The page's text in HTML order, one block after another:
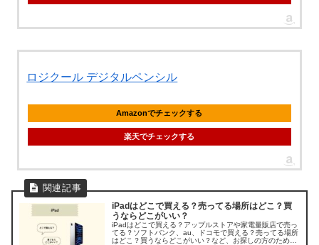
ロジクール デジタルペンシル
Amazonでチェックする
楽天でチェックする
iPadはどこで買える？売ってる場所はどこ？買
うならどこがいい？
iPadはどこで買える？アップルストアや家電量販店で売っ
てる？ソフトバンク、au、ドコモで買える？売ってる場所
はどこ？買うならどこがいい？など、お探しの方のため